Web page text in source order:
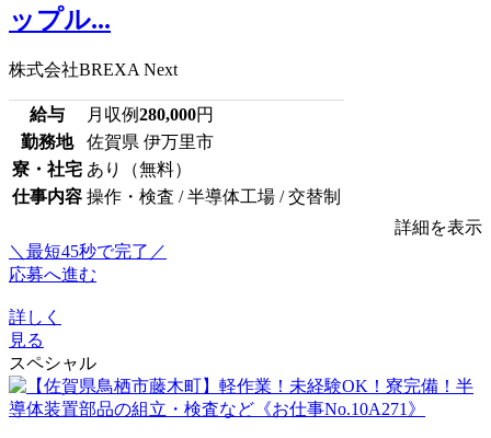
ップル...
株式会社BREXA Next
給与 月収例280,000円
勤務地
佐賀県 伊万里市
寮・社宅 あり（無料）
仕事内容 操作・検査 / 半導体工場 / 交替制
詳細を表示
＼最短45秒で完了／
応募へ進む
詳しく
見る
スペシャル